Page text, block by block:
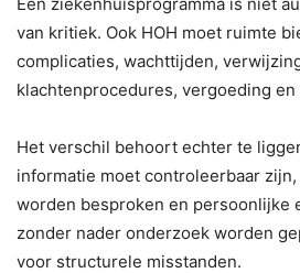
van kritiek. Ook HOH moet ruimte
complicaties, wachttijden,
klachtenprocedures, vergoeding en
Het verschil behoort echter te
informatie moet controleerbaar
worden besproken en persoonlijke
zonder nader onderzoek worden
voor structurele misstanden.